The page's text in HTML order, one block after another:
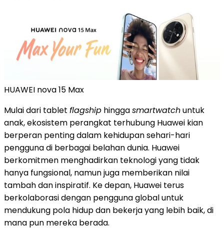
HUAWEI nova 15 Max
Mulai dari tablet flagship hinggasmartwatchuntuk
anak, ekosistem perangkat terhubung Huawei kian
berperan penting dalam kehidupan sehari-hari
pengguna di berbagai belahan dunia. Huawei
berkomitmen menghadirkan teknologi yang tidak
hanya fungsional, namun juga memberikan nilai
tambah dan inspiratif. Ke depan, Huawei terus
berkolaborasi dengan pengguna global untuk
mendukung pola hidup dan bekerja yang lebih baik, di
mana pun mereka berada.